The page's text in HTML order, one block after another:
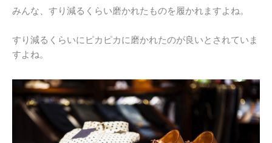
みんな、すり減るくらい磨かれたものを履かれますよね。
すり減るくらいにピカピカに磨かれたのが良いとされていま
すよね。